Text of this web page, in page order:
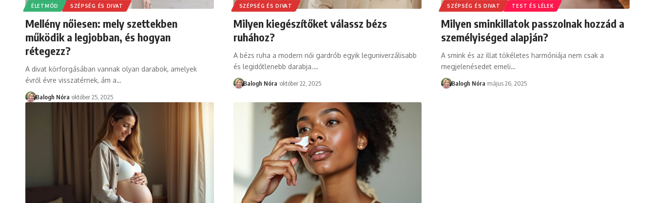
ÉLETMÓD SZÉPSÉG ÉS DIVAT
Mellény nőiesen: mely szettekben
működik a legjobban, és hogyan
rétegezz?
A divat körforgásában vannak olyan darabok, amelyek
évről évre visszatérnek, ám a…
Balogh Nóra október 25, 2025
SZÉPSÉG ÉS DIVAT
Milyen kiegészítőket válassz bézs
ruhához?
A bézs ruha a modern női gardrób egyik leguniverzálisabb
és legidőtlenebb darabja.…
Balogh Nóra október 22, 2025
SZÉPSÉG ÉS DIVAT TEST ÉS LÉLEK
Milyen sminkillatok passzolnak hozzád a
személyiséged alapján?
A smink és az illat tökéletes harmóniája nem csak a
megjelenésedet emeli…
Balogh Nóra május 26, 2025